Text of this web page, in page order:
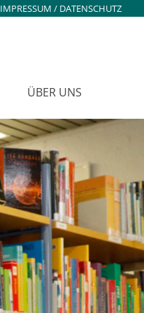
IMPRESSUM / DATENSCHUTZ
ÜBER UNS